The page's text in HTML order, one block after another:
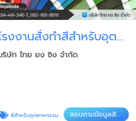
โรงงานสั่งทำสีสำหรับอุตสาหกรรม
ท ไทย ยง ซิง จำกัด
สำหรับอุตสาหกรรม สอบถามข้อมูลสินค้า